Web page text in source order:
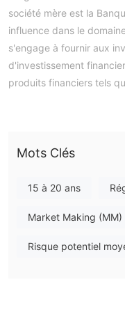
société mère est la
influence dans le
s'engage à fournir aux
d'investissement
produits financiers tels
et de traitement pour la
clients et normaliser les
Avantages et
Est-ce que Okigin
Mots Clés
15 à 20 ans
Market Making (MM)
Risque potentiel